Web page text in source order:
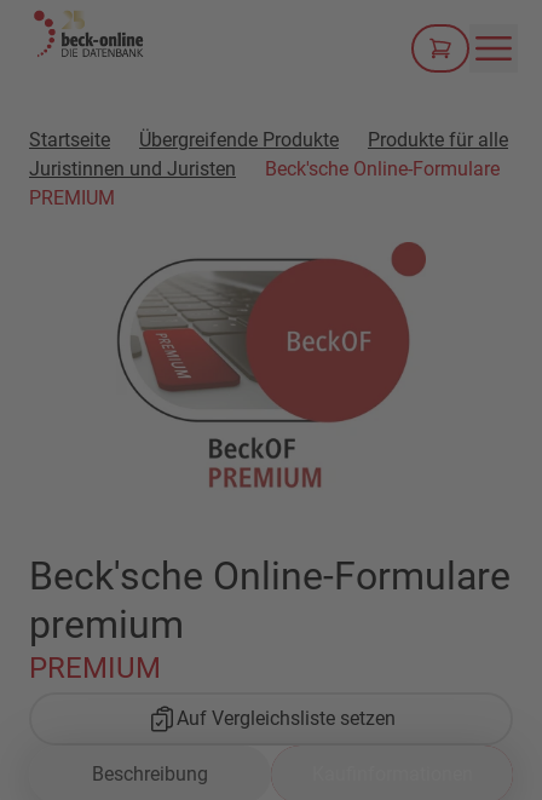
Startseite Übergreifende Produkte
Produkte für alle
Juristinnen und Juristen
Beck'sche Online-Formulare
PREMIUM
Beck'sche Online-Formulare
premium
PREMIUM
Auf Vergleichsliste setzen
Beschreibung